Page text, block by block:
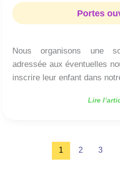
Portes
Nous organisons une
adressée aux éventuelles
inscrire leur enfant dans
Lire
1 2 3